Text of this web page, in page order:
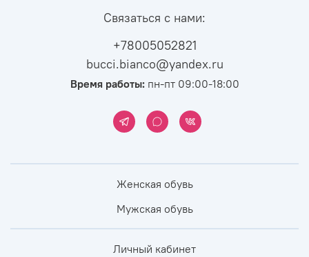
Связаться с нами:
+78005052821
bucci.bianco@yandex.ru
Время работы:пн-пт 09:00-18:00
Женская обувь
Мужская обувь
Личный кабинет